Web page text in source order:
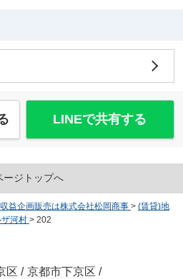
LINEで共有する
ージトップへ
益企画販売は株式会社松岡商事 > (賃貸)地
ザ河村 > 202
区 / 京都市下京区 /